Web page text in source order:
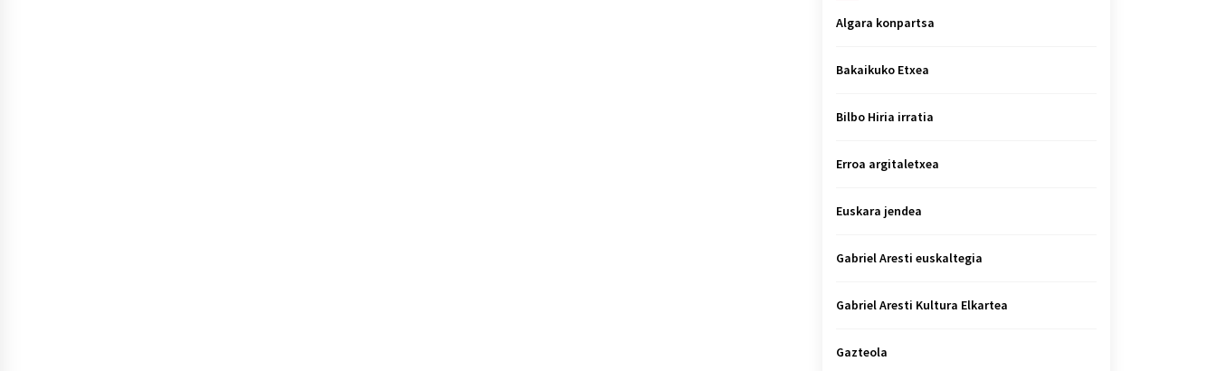
Algara konpartsa
Bakaikuko Etxea
Bilbo Hiria irratia
Erroa argitaletxea
Euskara jendea
Gabriel Aresti euskaltegia
Gabriel Aresti Kultura Elkartea
Gazteola